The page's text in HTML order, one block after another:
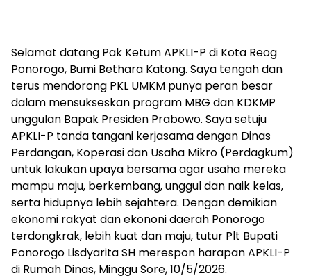
Selamat datang Pak Ketum APKLI-P di Kota Reog
Ponorogo, Bumi Bethara Katong. Saya tengah dan
terus mendorong PKL UMKM punya peran besar
dalam mensukseskan program MBG dan KDKMP
unggulan Bapak Presiden Prabowo. Saya setuju
APKLI-P tanda tangani kerjasama dengan Dinas
Perdangan, Koperasi dan Usaha Mikro (Perdagkum)
untuk lakukan upaya bersama agar usaha mereka
mampu maju, berkembang, unggul dan naik kelas,
serta hidupnya lebih sejahtera. Dengan demikian
ekonomi rakyat dan ekononi daerah Ponorogo
terdongkrak, lebih kuat dan maju, tutur Plt Bupati
Ponorogo Lisdyarita SH merespon harapan APKLI-P
di Rumah Dinas, Minggu Sore, 10/5/2026.